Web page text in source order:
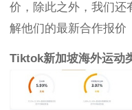
价，除此之外，我们还
解他们的最新合作报价
Tiktok新加坡海外运动